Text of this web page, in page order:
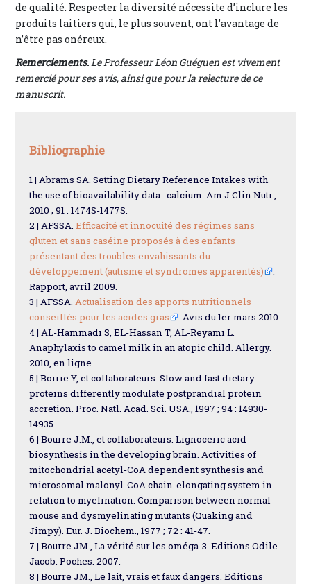
de qualité. Respecter la diversité nécessite d’inclure les
produits laitiers qui, le plus souvent, ont l’avantage de
n’être pas onéreux.
Remerciements.Le Professeur Léon Guéguen est vivement
remercié pour ses avis, ainsi que pour la relecture de ce
manuscrit.
Bibliographie
1 | Abrams SA. Setting Dietary Reference Intakes with
the use of bioavailability data : calcium. Am J Clin Nutr.,
2010 ; 91 : 1474S-1477S.
2 | AFSSA.Efficacité et innocuité des régimes sans
gluten et sans caséine proposés à des enfants
présentant des troubles envahissants du
développement (autisme et syndromes apparentés)
Rapport, avril 2009.
3 | AFSSA. Actualisation des apports nutritionnels
conseillés pour les acides gras
. Avis du 1er mars 2010.
4 | AL-Hammadi S, EL-Hassan T, AL-Reyami L.
Anaphylaxis to camel milk in an atopic child. Allergy.
2010, en ligne.
5 | Boirie Y, et collaborateurs. Slow and fast dietary
proteins differently modulate postprandial protein
accretion. Proc. Natl. Acad. Sci. USA., 1997 ; 94 : 14930-
14935.
6 | Bourre J.M., et collaborateurs. Lignoceric acid
biosynthesis in the developing brain. Activities of
mitochondrial acetyl-CoA dependent synthesis and
microsomal malonyl-CoA chain-elongating system in
relation to myelination. Comparison between normal
mouse and dysmyelinating mutants (Quaking and
Jimpy). Eur. J. Biochem., 1977 ; 72 : 41-47.
7 | Bourre JM., La vérité sur les oméga-3. Editions Odile
Jacob. Poches. 2007.
8 | Bourre JM., Le lait, vrais et faux dangers. Editions